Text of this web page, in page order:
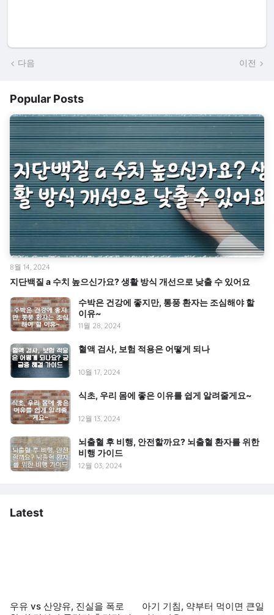
다음 이전
Popular Posts
지단백질 a 수치 높으신가요? 생활 방식 개선으로 낮출 수 있어요
8월 14, 2024
수박은 건강에 좋지만, 통풍 환자는 조심해야 할
이유~
11월 28, 2024
혈액 검사, 보험 적용은 어떻게 되나
10월 17, 2024
식초, 우리 몸에 좋은 이유를 쉽게 알려줄게요~
12월 13, 2024
뇌출혈 후 비행, 안전할까요? 뇌출혈 환자를 위한
비행 가이드
12월 03, 2024
Latest
우유 vs 산양유, 진실을 폭로
아기 기침, 약부터 먹이면 큰일